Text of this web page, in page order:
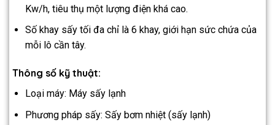
Kw/h, tiêu thụ một lượng điện khá cao.
Số khay sấy tối đa chỉ là 6 khay, giới hạn sức chứa của
mỗi lô cần tây.
Thông số kỹ thuật:
Loại máy: Máy sấy lạnh
Phương pháp sấy: Sấy bơm nhiệt (sấy lạnh)